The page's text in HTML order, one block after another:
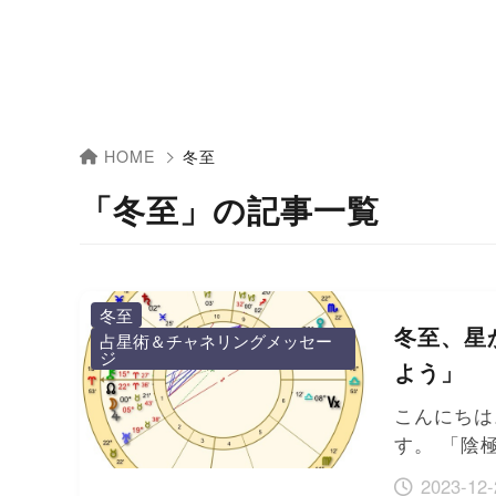
HOME 冬至
「冬至」の記事一覧
冬至、星
よう」
こんにち
す。 「陰
2023-
冬至
占星術＆チャネリングメッセー
ジ